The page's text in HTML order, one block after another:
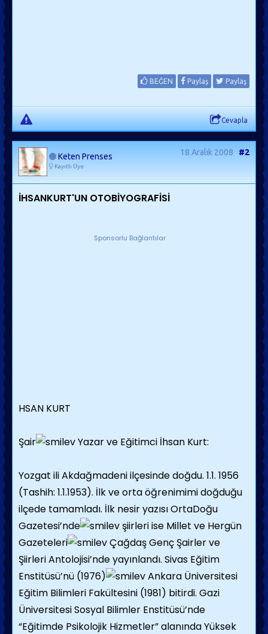
BEĞEN Paylaş Paylaş
Cevapla
Keten Prenses
Kayıtlı Üye
18 Aralık 2008 #2
İHSANKURT'UN OTOBİYOGRAFİSİ
Sponsorlu Bağlantılar
HSAN KURT
Şair Yazar ve Eğitimci İhsan Kurt:
Yozgat ili Akdağmadeni ilçesinde doğdu. 1.1. 1956
(Tashih: 1.1.1953). İlk ve orta öğrenimimi doğduğu
ilçede tamamladı. İlk nesir yazısı OrtaDoğu
Gazetesi’nde
şiirleri ise Millet ve Hergün
Gazeteleri
Çağdaş Genç Şairler ve
Şiirleri Antolojisi’nde yayınlandı. Sivas Eğitim
Enstitüsü’nü (1976)
Ankara Üniversitesi
Eğitim Bilimleri Fakültesini (1981) bitirdi. Gazi
Üniversitesi Sosyal Bilimler Enstitüsü’nde
“Eğitimde Psikolojik Hizmetler” alanında Yüksek